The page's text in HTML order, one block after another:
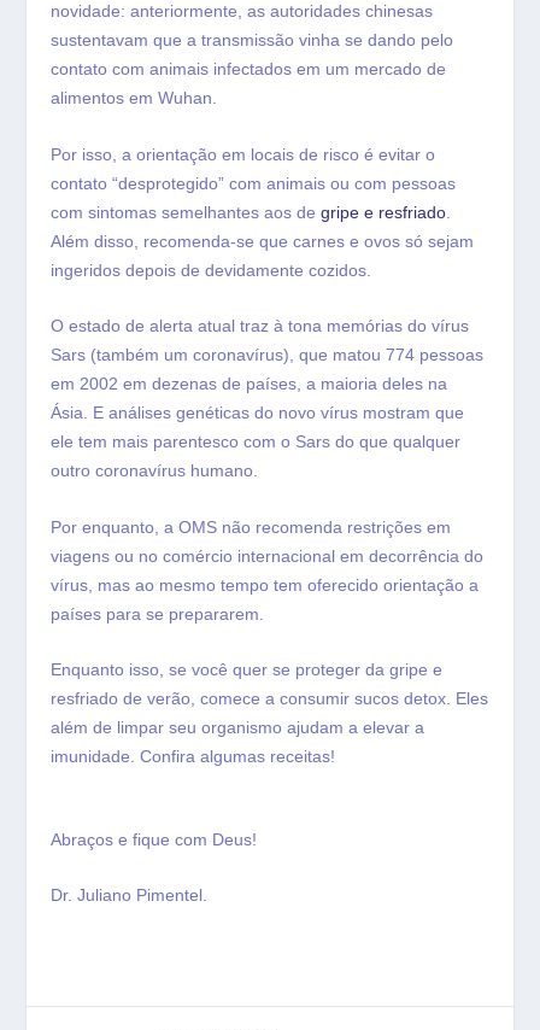
novidade: anteriormente, as autoridades chinesas
sustentavam que a transmissão vinha se dando pelo
contato com animais infectados em um mercado de
alimentos em Wuhan.
Por isso, a orientação em locais de risco é evitar o
contato “desprotegido” com animais ou com pessoas
com sintomas semelhantes aos degripe e resfriado
Além disso, recomenda-se que carnes e ovos só sejam
ingeridos depois de devidamente cozidos.
O estado de alerta atual traz à tona memórias do vírus
Sars (também um coronavírus), que matou 774 pessoas
em 2002 em dezenas de países, a maioria deles na
Ásia. E análises genéticas do novo vírus mostram que
ele tem mais parentesco com o Sars do que qualquer
outro coronavírus humano.
Por enquanto, a OMS não recomenda restrições em
viagens ou no comércio internacional em decorrência do
vírus, mas ao mesmo tempo tem oferecido orientação a
países para se prepararem.
Enquanto isso, se você quer se proteger da gripe e
resfriado de verão, comece a consumir sucos detox. Eles
além de limpar seu organismo ajudam a elevar a
imunidade. Confira algumas receitas!
Abraços e fique com Deus!
Dr. Juliano Pimentel.